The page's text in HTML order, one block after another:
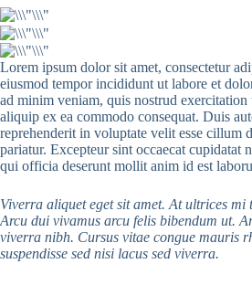
Lorem ipsum dolor sit amet, consectetur
eiusmod tempor incididunt ut labore et
ad minim veniam, quis nostrud
aliquip ex ea commodo consequat. Duis
reprehenderit in voluptate velit esse cillum
pariatur. Excepteur sint occaecat cupidatat
qui officia deserunt mollit anim id est
Viverra aliquet eget sit amet. At ultrices mi
Arcu dui vivamus arcu felis bibendum ut.
viverra nibh. Cursus vitae congue mauris
suspendisse sed nisi lacus sed viverra.